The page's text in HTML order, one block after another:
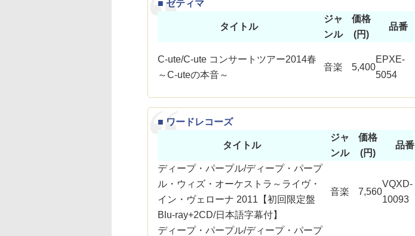
■ ゼティマ
タイトル
ジャ
ンル
価格
(円)
品番
C-ute/C-ute コンサートツアー2014春
～C-uteの本音～
音楽 5,400
EPXE-
5054
■ ワードレコーズ
タイトル
ジャ
ンル
価格
(円)
品番
ディープ・パープル/ディープ・パープ
ル・ウィズ・オーケストラ～ライヴ・
イン・ヴェローナ 2011【初回限定盤
Blu-ray+2CD/日本語字幕付】
音楽 7,560
VQXD-
10093
ディープ・パープル/ディープ・パープ